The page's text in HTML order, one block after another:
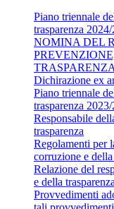
Piano triennale
trasparenza
NOMINA DEL
TRASPARENZA
Dichirazione ex
Piano triennale
trasparenza
Responsabile
trasparenza
Regolamenti per
corruzione e della
Relazione del
e della trasparenza
Provvedimenti